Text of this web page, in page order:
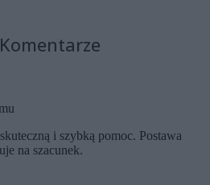
Komentarze